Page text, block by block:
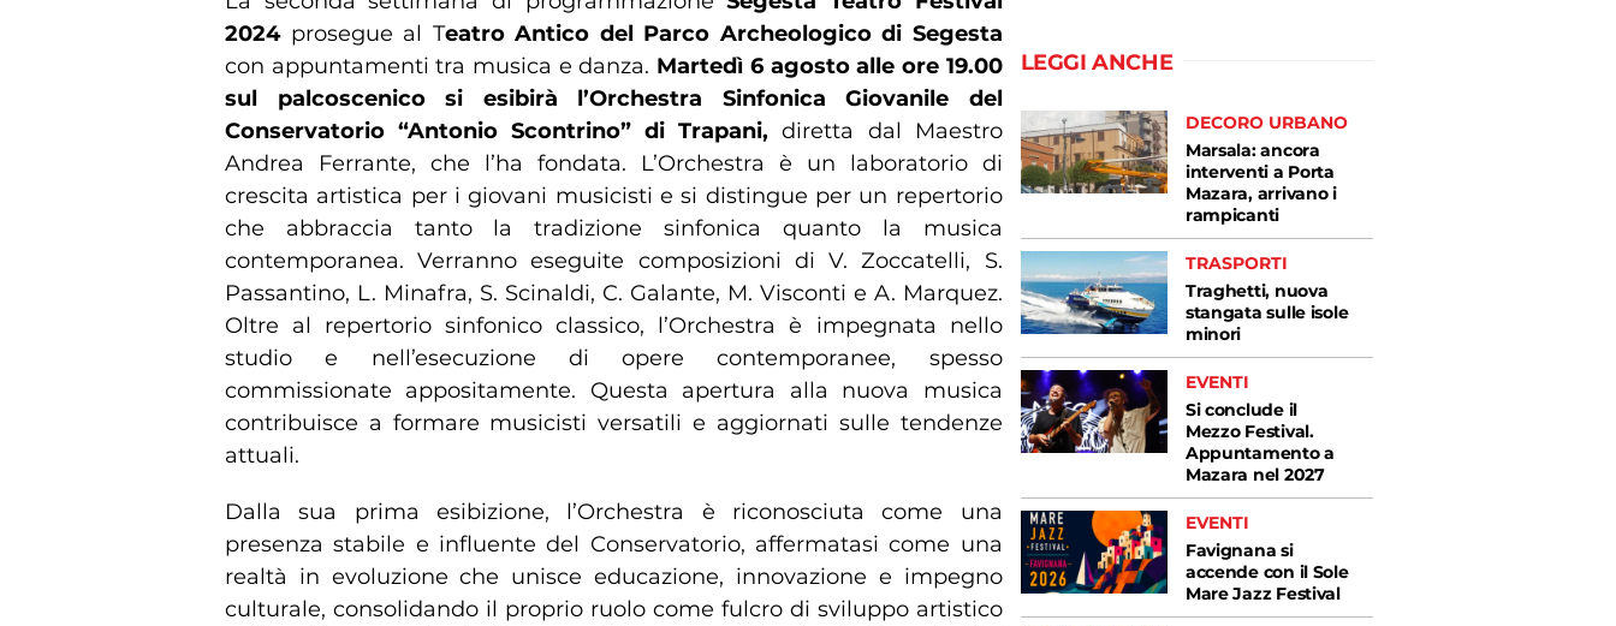
2024 prosegue al Teatro Antico del Parco Archeologico di Segesta
con appuntamenti tra musica e danza. Martedì 6 agosto alle ore 19.00
sul palcoscenico si esibirà l’Orchestra Sinfonica Giovanile del
Conservatorio “Antonio Scontrino” di Trapani, diretta dal Maestro
Andrea Ferrante, che l’ha fondata. L’Orchestra è un laboratorio di
crescita artistica per i giovani musicisti e si distingue per un repertorio
che abbraccia tanto la tradizione sinfonica quanto la musica
contemporanea. Verranno eseguite composizioni di V. Zoccatelli, S.
Passantino, L. Minafra, S. Scinaldi, C. Galante, M. Visconti e A. Marquez.
Oltre al repertorio sinfonico classico, l’Orchestra è impegnata nello
studio e nell’esecuzione di opere contemporanee, spesso
commissionate appositamente. Questa apertura alla nuova musica
contribuisce a formare musicisti versatili e aggiornati sulle tendenze
attuali.
Dalla sua prima esibizione, l’Orchestra è riconosciuta come una
presenza stabile e influente del Conservatorio, affermatasi come una
realtà in evoluzione che unisce educazione, innovazione e impegno
culturale, consolidando il proprio ruolo come fulcro di sviluppo artistico
LEGGI ANCHE
DECORO URBANO
Marsala: ancora
interventi a Porta
Mazara, arrivano i
rampicanti
TRASPORTI
Traghetti, nuova
stangata sulle isole
minori
EVENTI
Si conclude il
Mezzo Festival.
Appuntamento a
Mazara nel 2027
EVENTI
Favignana si
accende con il Sole
Mare Jazz Festival